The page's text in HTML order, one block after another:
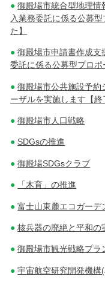
御殿場市統合型地理情
入業務委託に係る公募
た】
御殿場市申請書作成支
委託に係る公募型プロポ
御殿場市公共施設予約
ーザルを実施します【終
御殿場市人口戦略
SDGsの推進
御殿場SDGsクラブ
「木育」の推進
富士山東麓エコガーデ
核兵器の廃絶と平和の
御殿場市観光戦略プラ
宇宙航空研究開発機構